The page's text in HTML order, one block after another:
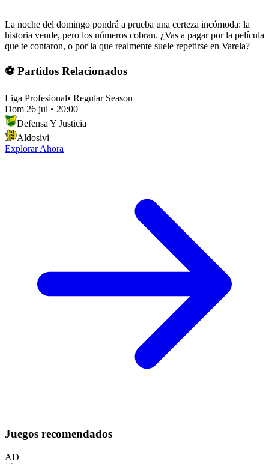
La noche del domingo pondrá a prueba una certeza incómoda: la
historia vende, pero los números cobran. ¿Vas a pagar por la película
que te contaron, o por la que realmente suele repetirse en Varela?
⚽ Partidos Relacionados
Liga Profesional• Regular Season
Dom 26 jul • 20:00
Defensa Y Justicia
Aldosivi
Explorar Ahora
Juegos recomendados
AD